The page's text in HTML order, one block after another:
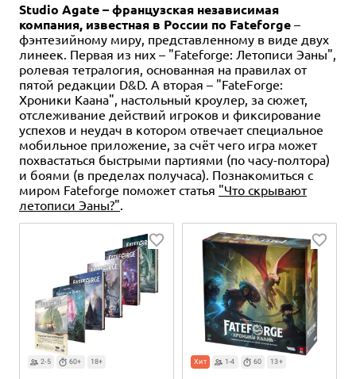
Studio Agate – французская независимая
компания, известная в России по Fateforge –
фэнтезийному миру, представленному в виде двух
линеек. Первая из них – "Fateforge: Летописи Эаны",
ролевая тетралогия, основанная на правилах от
пятой редакции D&D. А вторая – "FateForge:
Хроники Каана", настольный кроулер, за сюжет,
отслеживание действий игроков и фиксирование
успехов и неудач в котором отвечает специальное
мобильное приложение, за счёт чего игра может
похвастаться быстрыми партиями (по часу-полтора)
и боями (в пределах получаса). Познакомиться с
миром Fateforge поможет статья "Что скрывают
летописи Эаны?".
2-5 60+ 18+ Хит 1-4 60 13+